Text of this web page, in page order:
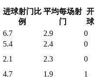
进球射门比
例
平均每场射
门
开
球
6.7 2.9 0
5.4 2.4 0
2.1 2.3 0
4.7 1.9 1